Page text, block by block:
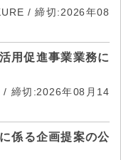
/ 締切:2026年08
用促進事業業務に
/ 締切:2026年08月14
係る企画提案の公